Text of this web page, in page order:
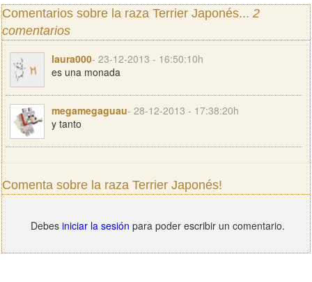
Comentarios sobre la raza Terrier Japonés... 2
comentarios
laura000- 23-12-2013 - 16:50:10h
es una monada
megamegaguau- 28-12-2013 - 17:38:20h
y tanto
Comenta sobre la raza Terrier Japonés!
Debes iniciar la sesión para poder escribir un comentario.